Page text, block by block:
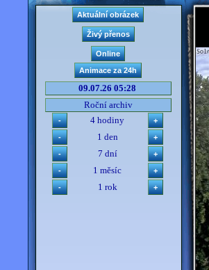
09.07.26 05:28
Roční archiv
4 hodiny
1 den
7 dní
1 měsíc
1 rok